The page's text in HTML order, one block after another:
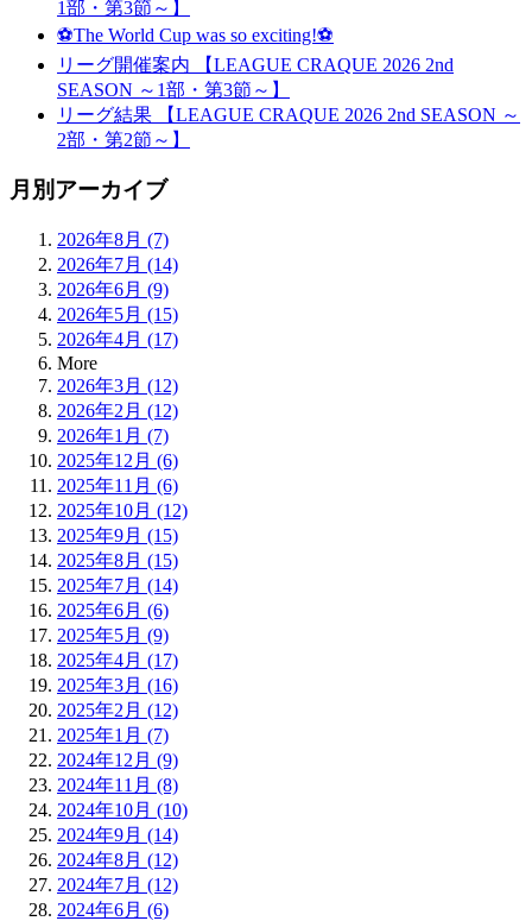
1部・第3節～】
⚽The World Cup was so exciting!⚽
リーグ開催案内 【LEAGUE CRAQUE 2026 2nd
SEASON ～1部・第3節～】
リーグ結果 【LEAGUE CRAQUE 2026 2nd SEASON ～
2部・第2節～】
月別アーカイブ
2026年8月 (7)
2026年7月 (14)
2026年6月 (9)
2026年5月 (15)
2026年4月 (17)
More
2026年3月 (12)
2026年2月 (12)
2026年1月 (7)
2025年12月 (6)
2025年11月 (6)
2025年10月 (12)
2025年9月 (15)
2025年8月 (15)
2025年7月 (14)
2025年6月 (6)
2025年5月 (9)
2025年4月 (17)
2025年3月 (16)
2025年2月 (12)
2025年1月 (7)
2024年12月 (9)
2024年11月 (8)
2024年10月 (10)
2024年9月 (14)
2024年8月 (12)
2024年7月 (12)
2024年6月 (6)